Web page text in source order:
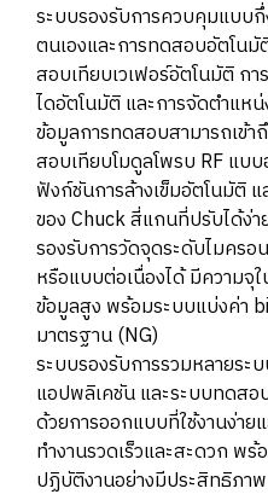
ระบบรองรับการควบคุมแบบ
ตนเองและการทดสอบอัตโน
สอบเทียบเวเฟอร์อัตโนมัติ ก
ไดอัตโนมัติ และการจัดตำแห
ข้อมูลการทดสอบสามารถเข้า
สอบเทียบโมดูลโพรบ RF แบ
ฟังก์ชันการล้างเข็มอัตโนมัติ
ของ Chuck สี่แกนที่ปรับได้ง่า
รองรับการวัดจุดระดับไมคร
หรือแบบต่อเนื่องได้ มีความจุ
ข้อมูลสูง พร้อมระบบแบ่งค่า
มาตรฐาน (NG)
ระบบรองรับการรวมหลายร
แอปพลิเคชัน และระบบทดส
ด้วยการออกแบบที่ใช้งานง่าย
ทำงานรวดเร็วและสะดวก พ
ปฏิบัติงานอย่างมีประสิทธิภาพ